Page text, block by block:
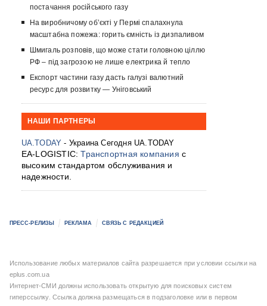
постачання російського газу
На виробничому об’єкті у Пермі спалахнула
масштабна пожежа: горить ємність із дизпаливом
Шмигаль розповів, що може стати головною ціллю
РФ – під загрозою не лише електрика й тепло
Експорт частини газу дасть галузі валютний
ресурс для розвитку — Уніговський
НАШИ ПАРТНЕРЫ
UA.TODAY - Украина Сегодня UA.TODAY
EA-LOGISTIC:Транспортная компания с
высоким стандартом обслуживания и
надежности.
ПРЕСС-РЕЛИЗЫ РЕКЛАМА СВЯЗЬ С РЕДАКЦИЕЙ
Использование любых материалов сайта разрешается при условии ссылки на
eplus.com.ua
Интернет-СМИ должны использовать открытую для поисковых систем
гиперссылку. Ссылка должна размещаться в подзаголовке или в первом